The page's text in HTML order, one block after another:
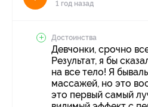
1 год назад
Достоинства
Девчонки, срочно
Результат, я бы
на все тело! Я
массажей, но это
это первый самый